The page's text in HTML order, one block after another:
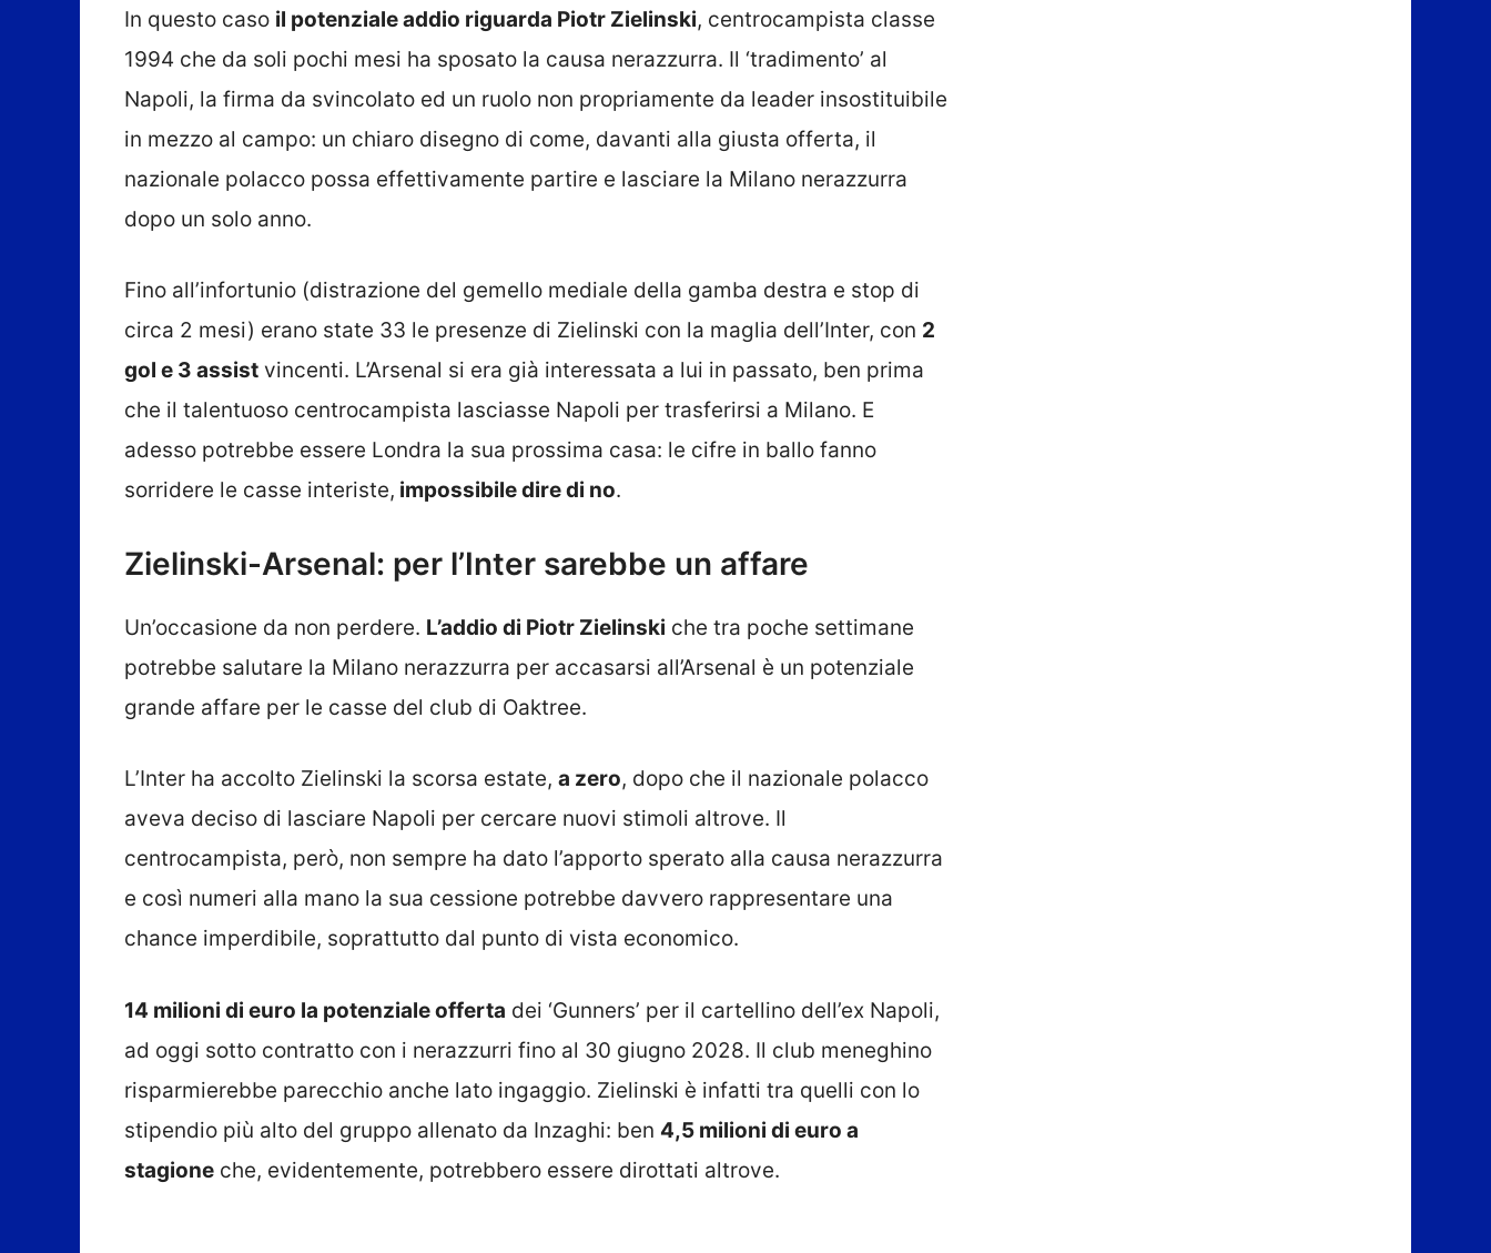
In questo caso il potenziale addio riguarda Piotr Zielinski, centrocampista classe
1994 che da soli pochi mesi ha sposato la causa nerazzurra. Il ‘tradimento’ al
Napoli, la firma da svincolato ed un ruolo non propriamente da leader insostituibile
in mezzo al campo: un chiaro disegno di come, davanti alla giusta offerta, il
nazionale polacco possa effettivamente partire e lasciare la Milano nerazzurra
dopo un solo anno.
Fino all’infortunio (distrazione del gemello mediale della gamba destra e stop di
circa 2 mesi) erano state 33 le presenze di Zielinski con la maglia dell’Inter, con 2
gol e 3 assist vincenti. L’Arsenal si era già interessata a lui in passato, ben prima
che il talentuoso centrocampista lasciasse Napoli per trasferirsi a Milano. E
adesso potrebbe essere Londra la sua prossima casa: le cifre in ballo fanno
sorridere le casse interiste, impossibile dire di no.
Zielinski-Arsenal: per l’Inter sarebbe un affare
Un’occasione da non perdere. L’addio di Piotr Zielinski che tra poche settimane
potrebbe salutare la Milano nerazzurra per accasarsi all’Arsenal è un potenziale
grande affare per le casse del club di Oaktree.
L’Inter ha accolto Zielinski la scorsa estate, a zero, dopo che il nazionale polacco
aveva deciso di lasciare Napoli per cercare nuovi stimoli altrove. Il
centrocampista, però, non sempre ha dato l’apporto sperato alla causa nerazzurra
e così numeri alla mano la sua cessione potrebbe davvero rappresentare una
chance imperdibile, soprattutto dal punto di vista economico.
14 milioni di euro la potenziale offerta dei ‘Gunners’ per il cartellino dell’ex Napoli,
ad oggi sotto contratto con i nerazzurri fino al 30 giugno 2028. Il club meneghino
risparmierebbe parecchio anche lato ingaggio. Zielinski è infatti tra quelli con lo
stipendio più alto del gruppo allenato da Inzaghi: ben 4,5 milioni di euro a
stagione che, evidentemente, potrebbero essere dirottati altrove.